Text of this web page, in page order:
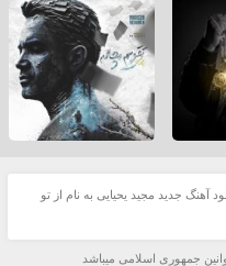
آهنگ جدید مجید یحیایی به نام از تو
جمهوری اسلامی میباشد